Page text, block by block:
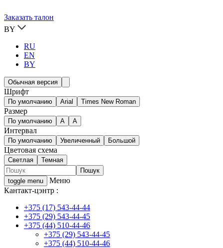
Заказать талон
BY
RU
EN
BY
Обычная версия
Шрифт
По умолчанию Arial Times New Roman
Размер
По умолчанию A A
Интервал
По умолчанию Увеличенный Большой
Цветовая схема
Светлая Темная
toggle menu
Меню
Кантакт-цэнтр :
+375 (17) 543-44-44
+375 (29) 543-44-45
+375 (44) 510-44-46
+375 (29) 543-44-45
+375 (44) 510-44-46